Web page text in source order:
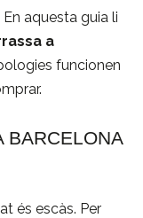
aquesta guia li
a
funcionen
BARCELONA
és escàs. Per